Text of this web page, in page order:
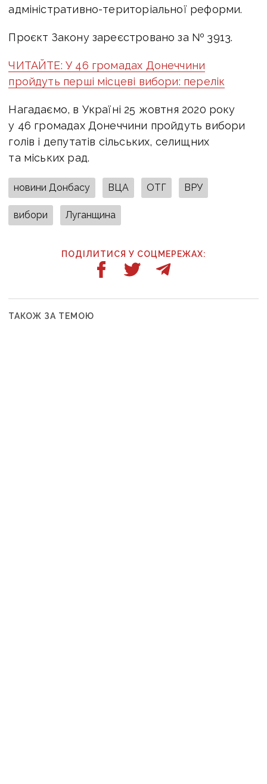
адміністративно-територіальної реформи.
Проєкт Закону зареєстровано за № 3913.
ЧИТАЙТЕ: У 46 громадах Донеччини
пройдуть перші місцеві вибори: перелік
Нагадаємо, в Україні 25 жовтня 2020 року
у 46 громадах Донеччини пройдуть вибори
голів і депутатів сільських, селищних
та міських рад.
новини Донбасу ВЦА ОТГ ВРУ
вибори Луганщина
ПОДІЛИТИСЯ У СОЦМЕРЕЖАХ:
ТАКОЖ ЗА ТЕМОЮ